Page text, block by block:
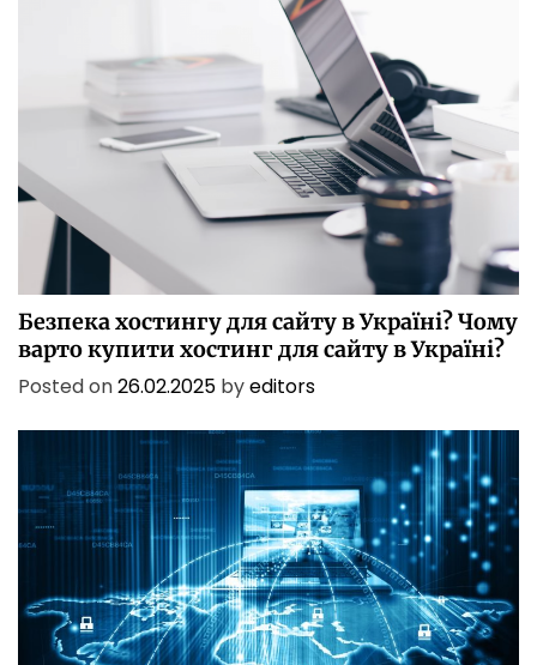
БЕЗПЕКА БІЗНЕС ТЕХНОЛОГІЇ
Безпека хостингу для сайту в Україні? Чому
варто купити хостинг для сайту в Україні?
Posted on26.02.2025 byeditors